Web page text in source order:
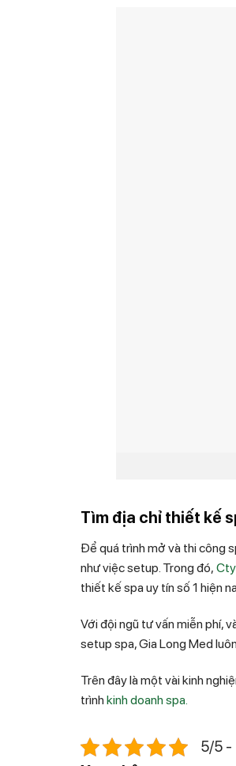
Tìm địa chỉ thiết kế
Để quá trình mở và thi công
như việc setup. Trong đó,
thiết kế spa uy tín số 1 hiện
Với đội ngũ tư vấn miễn phí,
setup spa, Gia Long Med
Trên đây là một vài kinh
trình kinh doanh spa.
5/5 -